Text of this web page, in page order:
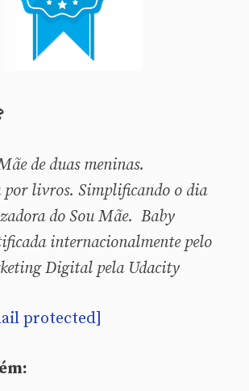
de duas meninas.
por livros. Simplificando o dia
do Sou Mãe. Baby
internacionalmente pelo
Digital pela Udacity
protected]